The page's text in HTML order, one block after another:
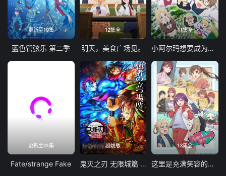
更新至19集
蓝色管弦乐 第二季
12集全
明天，美食广场见。
11集全
小阿尔玛想要成为家人
更新至01集
Fate/strange Fake
剧场版
鬼灭之刃 无限城篇 第一章 猗窝座再袭
13集全
这里是充满笑容的职场。